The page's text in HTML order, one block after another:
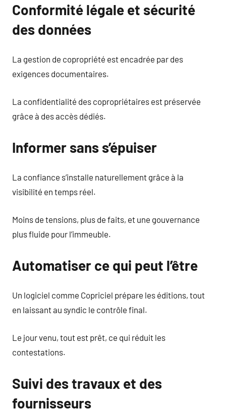
Conformité légale et sécurité
des données
La gestion de copropriété est encadrée par des
exigences documentaires.
La confidentialité des copropriétaires est préservée
grâce à des accès dédiés.
Informer sans s’épuiser
La confiance s’installe naturellement grâce à la
visibilité en temps réel.
Moins de tensions, plus de faits, et une gouvernance
plus fluide pour l’immeuble.
Automatiser ce qui peut l’être
Un logiciel comme Copriciel prépare les éditions, tout
en laissant au syndic le contrôle final.
Le jour venu, tout est prêt, ce qui réduit les
contestations.
Suivi des travaux et des
fournisseurs